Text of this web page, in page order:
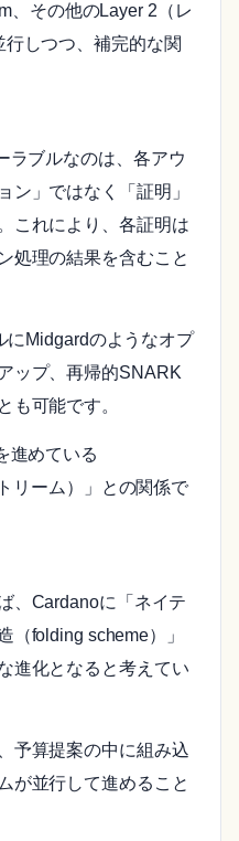
、その他のLayer 2（レ
しつつ、補完的な関
ラブルなのは、各アウ
ン」ではなく「証明」
これにより、各証明は
処理の結果を含むこと
にMidgardのようなオプ
ップ、再帰的SNARK
も可能です。
進めている
リーム）」との関係で
、Cardanoに「ネイテ
（folding scheme）」
進化となると考えてい
予算提案の中に組み込
が並行して進めること